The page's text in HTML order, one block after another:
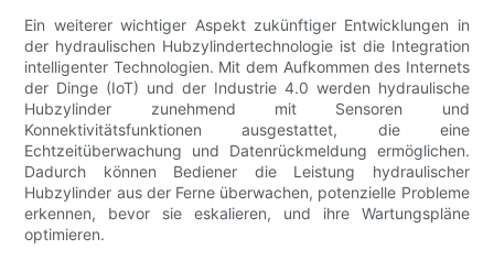
Ein weiterer wichtiger Aspekt zukünftiger Entwicklungen in
der hydraulischen Hubzylindertechnologie ist die Integration
intelligenter Technologien. Mit dem Aufkommen des Internets
der Dinge (IoT) und der Industrie 4.0 werden hydraulische
Hubzylinder zunehmend mit Sensoren und
Konnektivitätsfunktionen ausgestattet, die eine
Echtzeitüberwachung und Datenrückmeldung ermöglichen.
Dadurch können Bediener die Leistung hydraulischer
Hubzylinder aus der Ferne überwachen, potenzielle Probleme
erkennen, bevor sie eskalieren, und ihre Wartungspläne
optimieren.